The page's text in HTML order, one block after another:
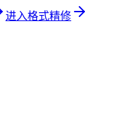
进入格式精修